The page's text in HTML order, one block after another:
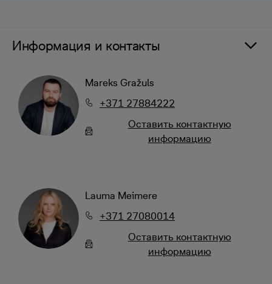
Информация и контакты
Mareks Gražuls
+371 27884222
Oставить контактную
информацию
Lauma Meimere
+371 27080014
Oставить контактную
информацию